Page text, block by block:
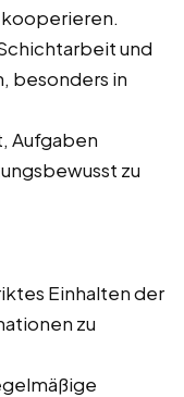
und
besonders in
Aufgaben
zu
Einhalten der
zu